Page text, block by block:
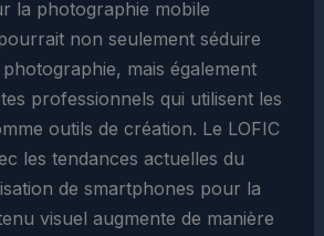
la photographie mobile
non seulement séduire
mais également
professionnels qui utilisent les
outils de création. Le LOFIC
les tendances actuelles du
de smartphones pour la
visuel augmente de manière